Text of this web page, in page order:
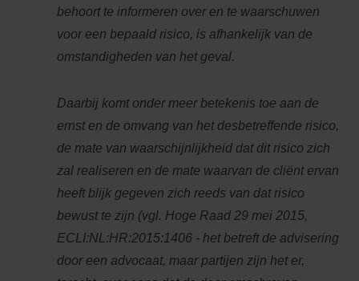
behoort te informeren over en te waarschuwen
voor een bepaald risico, is afhankelijk van de
omstandigheden van het geval.
Daarbij komt onder meer betekenis toe aan de
ernst en de omvang van het desbetreffende risico,
de mate van waarschijnlijkheid dat dit risico zich
zal realiseren en de mate waarvan de cliënt ervan
heeft blijk gegeven zich reeds van dat risico
bewust te zijn (vgl. Hoge Raad 29 mei 2015,
ECLI:NL:HR:2015:1406 - het betreft de advisering
door een advocaat, maar partijen zijn het er,